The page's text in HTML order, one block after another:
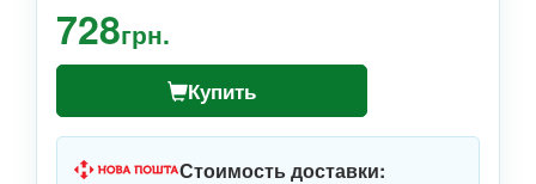
728грн.
Купить
Стоимость доставки: